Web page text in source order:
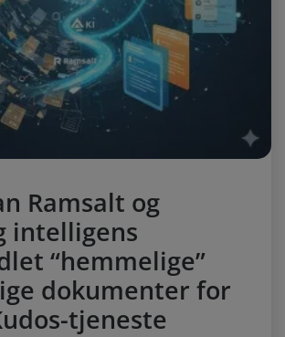
Ramsalt og
intelligens
“hemmelige”
dokumenter for
tjeneste